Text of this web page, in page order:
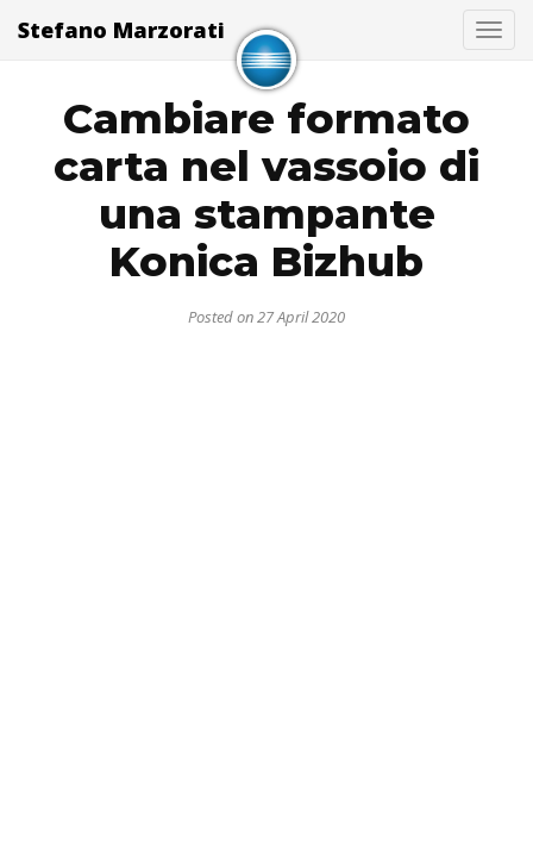
Stefano Marzorati
Cambiare formato
carta nel vassoio di
una stampante
Konica Bizhub
Posted on 27 April 2020